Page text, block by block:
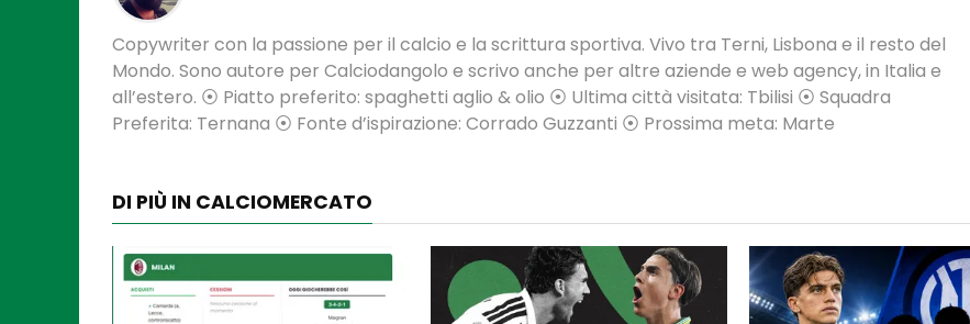
Copywriter con la passione per il calcio e la scrittura sportiva. Vivo tra Terni, Lisbona e il resto del
Mondo. Sono autore per Calciodangolo e scrivo anche per altre aziende e web agency, in Italia e
all’estero. ⦿ Piatto preferito: spaghetti aglio & olio ⦿ Ultima città visitata: Tbilisi ⦿ Squadra
Preferita: Ternana ⦿ Fonte d’ispirazione: Corrado Guzzanti ⦿ Prossima meta: Marte
DI PIÙ IN CALCIOMERCATO